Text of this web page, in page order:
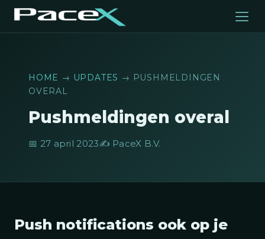
HOME → UPDATES → PUSHMELDINGEN
OVERAL
Pushmeldingen overal
📅 27 april 2023✍️ PaceX B.V.
Push notifications ook op je